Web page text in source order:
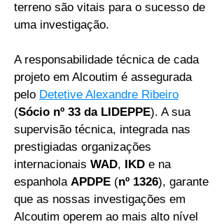
terreno são vitais para o sucesso de
uma investigação.
A responsabilidade técnica de cada
projeto em Alcoutim é assegurada
pelo Detetive Alexandre Ribeiro
(Sócio nº 33 da LIDEPPE). A sua
supervisão técnica, integrada nas
prestigiadas organizações
internacionais WAD, IKD e na
espanhola APDPE (nº 1326), garante
que as nossas investigações em
Alcoutim operem ao mais alto nível